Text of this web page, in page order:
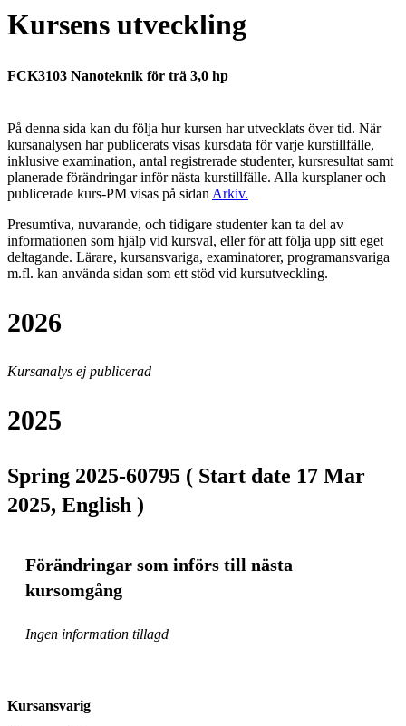
Kursens utveckling
FCK3103 Nanoteknik för trä 3,0 hp
På denna sida kan du följa hur kursen har utvecklats över tid. När
kursanalysen har publicerats visas kursdata för varje kurstillfälle,
inklusive examination, antal registrerade studenter, kursresultat samt
planerade förändringar inför nästa kurstillfälle. Alla kursplaner och
publicerade kurs-PM visas på sidan Arkiv.
Presumtiva, nuvarande, och tidigare studenter kan ta del av
informationen som hjälp vid kursval, eller för att följa upp sitt eget
deltagande. Lärare, kursansvariga, examinatorer, programansvariga
m.fl. kan använda sidan som ett stöd vid kursutveckling.
2026
Kursanalys ej publicerad
2025
Spring 2025-60795 ( Start date 17 Mar
2025, English )
Förändringar som införs till nästa
kursomgång
Ingen information tillagd
Kursansvarig